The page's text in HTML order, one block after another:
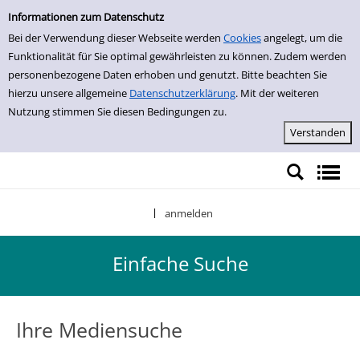
Einfache Suche
Informationen zum Datenschutz
Bei der Verwendung dieser Webseite werden Cookiesangelegt, um die
Funktionalität für Sie optimal gewährleisten zu können. Zudem werden
personenbezogene Daten erhoben und genutzt. Bitte beachten Sie
hierzu unsere allgemeine Datenschutzerklärung. Mit der weiteren
Nutzung stimmen Sie diesen Bedingungen zu.
Zur Detailanzeige springen
anmelden
Einfache Suche
Ihre Mediensuche